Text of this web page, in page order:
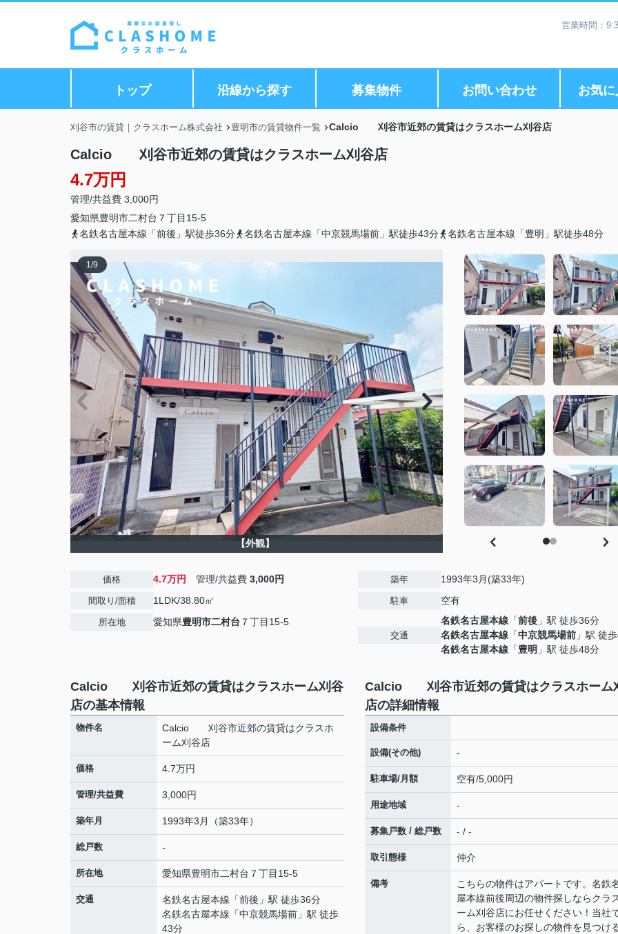
営業時間：
トップ 沿線から探す 募集物件 お問い合わせ お気
刈谷市の賃貸｜クラスホーム株式会社 豊明市の賃貸物件一覧 Calcio 刈谷市近郊の賃貸はクラスホーム刈谷店
Calcio 刈谷市近郊の賃貸はクラスホーム刈谷店
4.7万円
管理/共益費 3,000円
愛知県豊明市二村台 ７丁目15-5
名鉄名古屋本線「前後」駅徒歩36分
名鉄名古屋本線「中京競馬場前」駅徒歩43分 名鉄名古屋本線「豊明」駅徒歩48分
1/9
【外観】
価格 4.7万円 管理/共益費 3,000円
間取り/面積 1LDK/38.80㎡
所在地 愛知県豊明市二村台 ７丁目15-5
築年 1993年3月(築33年)
駐車 空有
交通
名鉄名古屋本線 「前後 」駅 徒歩36分
名鉄名古屋本線 「中京競馬場前 」駅 徒
名鉄名古屋本線 「豊明 」駅 徒歩48分
Calcio 刈谷市近郊の賃貸はクラスホーム刈谷
店の基本情報
物件名
Calcio 刈谷市近郊の賃貸はクラスホ
ーム刈谷店
価格 4.7万円
管理/共益費 3,000円
築年月 1993年3月（築33年）
総戸数 -
所在地 愛知県豊明市二村台 ７丁目15-5
交通 名鉄名古屋本線 「前後 」駅 徒歩36分
名鉄名古屋本線 「中京競馬場前 」駅 徒歩
43分
Calcio 刈谷市近郊の賃貸はクラスホーム
店の詳細情報
設備条件
設備(その他) -
駐車場/月額 空有/5,000円
用途地域 -
募集戸数 / 総戸数 - / -
取引態様 仲介
備考
こちらの物件はアパートです。名鉄
屋本線前後周辺の物件探しならクラ
ーム刈谷店にお任せください！当社
ら、お客様のお探しの物件を見つけ